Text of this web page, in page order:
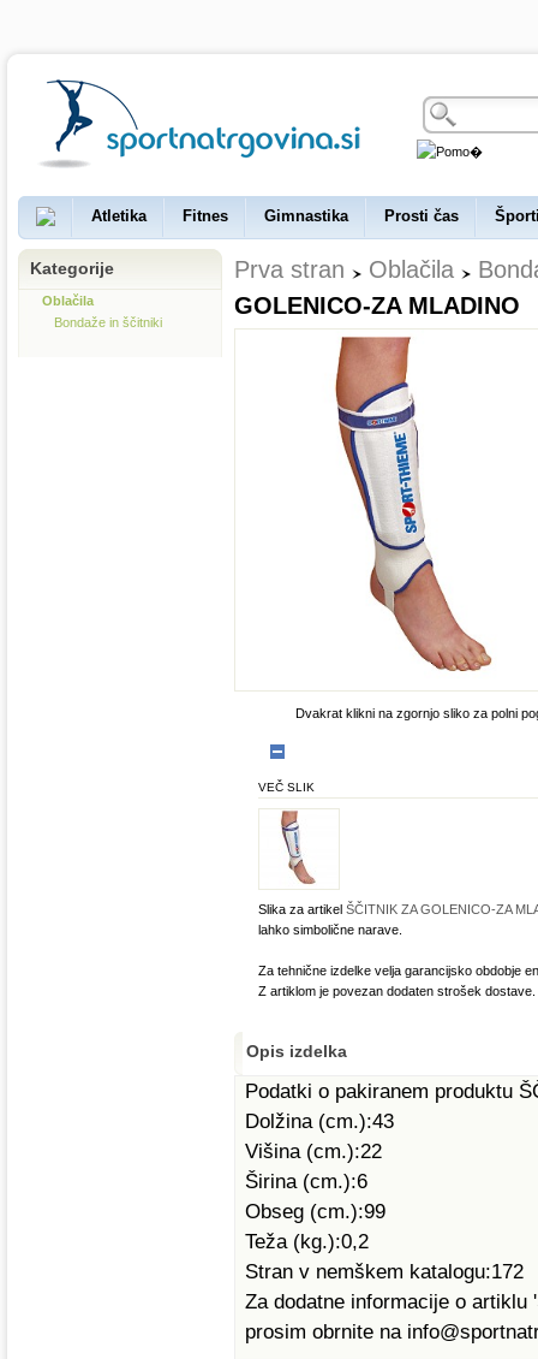
Atletika Fitnes Gimnastika Prosti čas
Kategorije
Oblačila
Bondaže in ščitniki
Prva stran Oblačila
GOLENICO-ZA MLADINO
Dvakrat klikni na zgornjo sliko za polni
VEČ SLIK
Slika za artikel ŠČITNIK ZA GOLENICO-ZA
lahko simbolične narave.
Za tehnične izdelke velja garancijsko obdobje
Z artiklom je povezan dodaten strošek dostave.
Opis izdelka
Podatki o pakiranem produktu
Dolžina (cm.):43
Višina (cm.):22
Širina (cm.):6
Obseg (cm.):99
Teža (kg.):0,2
Stran v nemškem katalogu:172
Za dodatne informacije o artiklu
prosim obrnite na